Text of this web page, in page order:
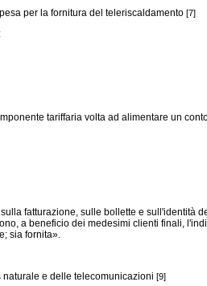
per la fornitura del teleriscaldamento [7]
tariffaria volta ad alimentare un
fatturazione, sulle bollette e sull'identità
a beneficio dei medesimi clienti finali,
sia fornita».
e delle telecomunicazioni [9]